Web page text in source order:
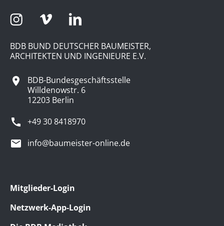
BDB BUND DEUTSCHER BAUMEISTER,
ARCHITEKTEN UND INGENIEURE E.V.
BDB-Bundesgeschäftsstelle
Willdenowstr. 6
12203 Berlin
+49 30 8418970
info@baumeister-online.de
Mitglieder-Login
Netzwerk-App-Login